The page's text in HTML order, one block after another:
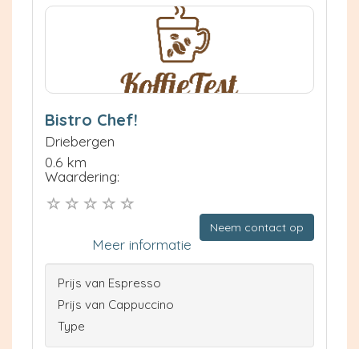
Bistro Chef!
Driebergen
0.6 km
Waardering:
Neem contact op
Meer informatie
Prijs van Espresso
Prijs van Cappuccino
Type